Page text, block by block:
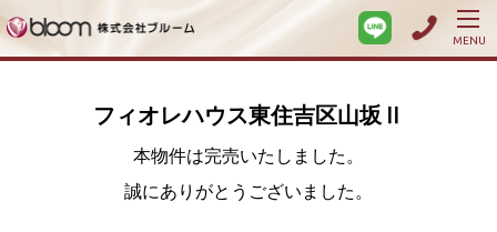
MENU
フィオレハウス東住吉区山坂Ⅱ
本物件は完売いたしました。
誠にありがとうございました。